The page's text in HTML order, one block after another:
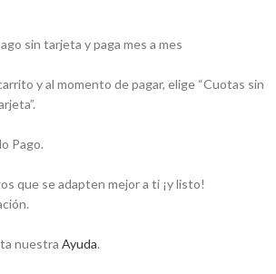
sin tarjeta y paga mes a mes
y al momento de pagar, elige “Cuotas sin
Pago.
que se adapten mejor a ti ¡y listo!
nuestra Ayuda.